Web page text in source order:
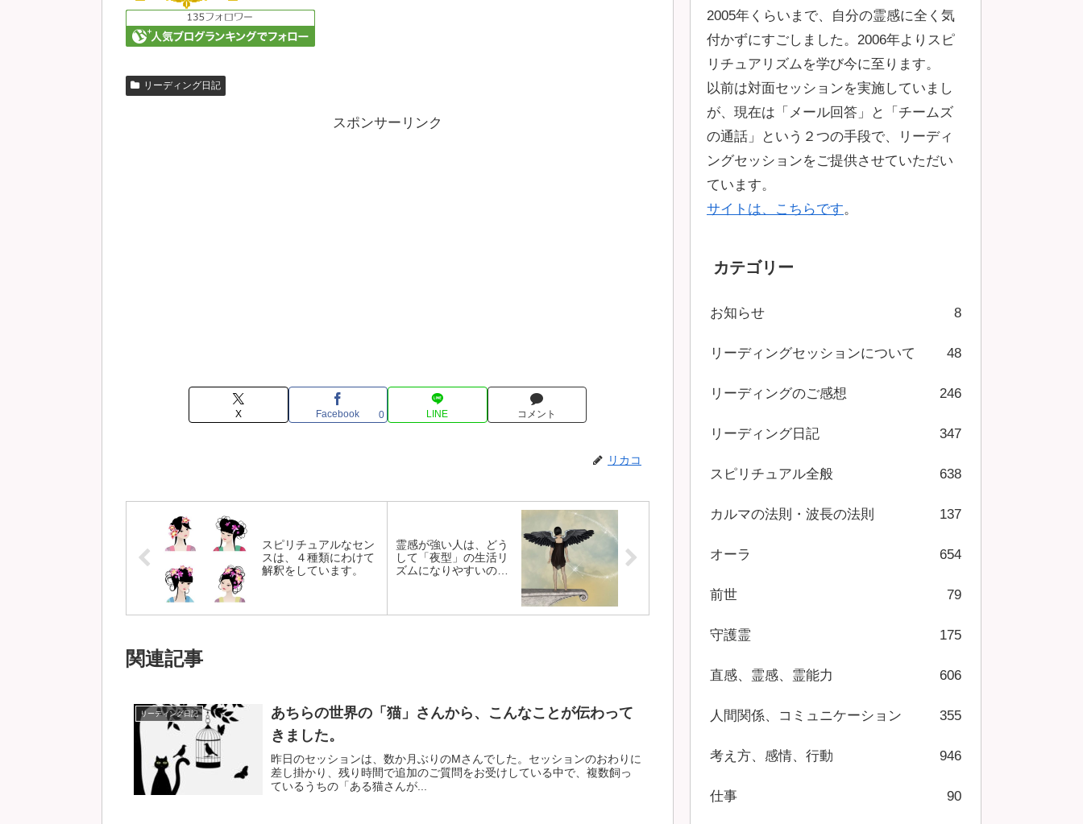
リーディング日記
スポンサーリンク
X Facebook 0 LINE コメント
リカコ
スピリチュアルなセン
スは、４種類にわけて
解釈をしています。
霊感が強い人は、どう
して「夜型」の生活リ
ズムになりやすいの
関連記事
リーディング日記
あちらの世界の「猫」さんから、こんなことが伝わって
きました。
昨日のセッションは、数か月ぶりのMさんでした。セッションのおわりに
差し掛かり、残り時間で追加のご質問をお受けしている中で、複数飼っ
ているうちの「ある猫さんが...
2005年くらいまで、自分の霊感に全く気
付かずにすごしました。2006年よりスピ
リチュアリズムを学び今に至ります。
以前は対面セッションを実施していまし
が、現在は「メール回答」と「チームズ
の通話」という２つの手段で、リーディ
ングセッションをご提供させていただい
ています。
サイトは、こちらです。
カテゴリー
お知らせ 8
リーディングセッションについて 48
リーディングのご感想 246
リーディング日記 347
スピリチュアル全般 638
カルマの法則・波長の法則 137
オーラ 654
前世 79
守護霊 175
直感、霊感、霊能力 606
人間関係、コミュニケーション 355
考え方、感情、行動 946
仕事 90